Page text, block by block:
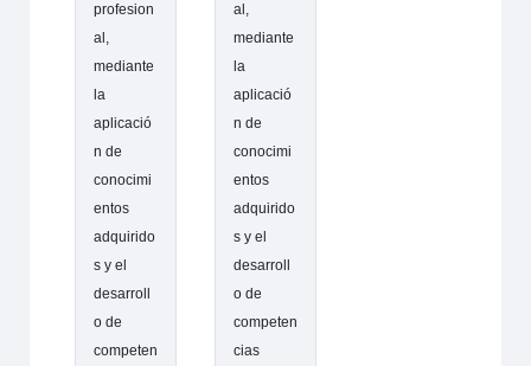
profesion
al,
mediante
la
aplicació
n de
conocimi
entos
adquirido
s y el
desarroll
o de
competen
al,
mediante
la
aplicació
n de
conocimi
entos
adquirido
s y el
desarroll
o de
competen
cias